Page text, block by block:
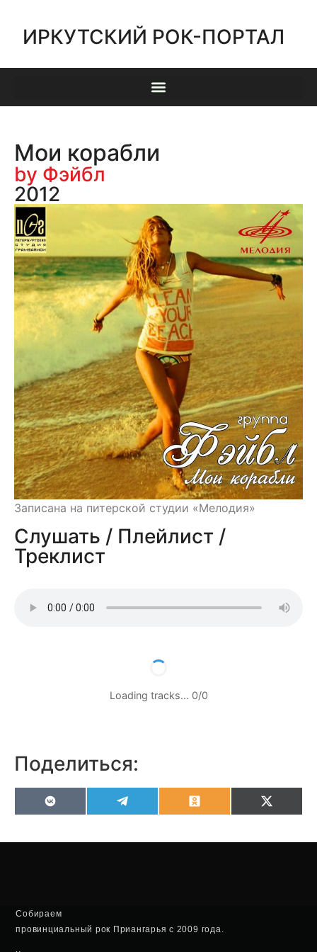
ИРКУТСКИЙ РОК-ПОРТАЛ
Мои корабли
by Фэйбл
2012
Записана на питерской студии «Мелодия»
Слушать / Плейлист /
Треклист
Loading tracks… 0/0
Поделиться:
VK OdnoklassnikiX
Собираем
провинциальный рок Приангарья с 2009 года.